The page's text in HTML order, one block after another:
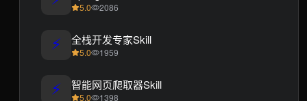
5.0 2086
⚡ 全栈开发专家Skill
5.0 1959
⚡ 智能网页爬取器Skill
5.0 1398